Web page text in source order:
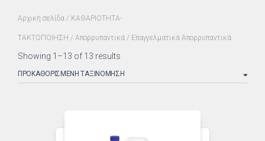
Αρχική σελίδα / ΚΑΘΑΡΙΟΤΗΤΑ-
ΤΑΚΤΟΠΟΙΗΣΗ / Απορρυπαντικά / Επαγγελματικά Απορρυπαντικά
Showing 1–13 of 13 results